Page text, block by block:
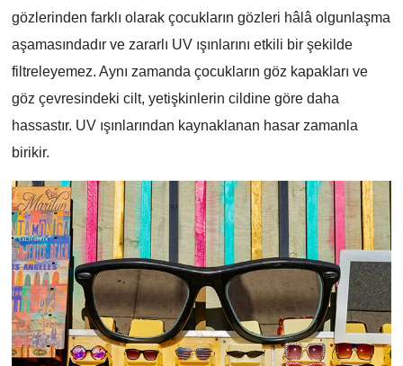
gözlerinden farklı olarak çocukların gözleri hâlâ olgunlaşma
aşamasındadır ve zararlı UV ışınlarını etkili bir şekilde
filtreleyemez. Aynı zamanda çocukların göz kapakları ve
göz çevresindeki cilt, yetişkinlerin cildine göre daha
hassastır. UV ışınlarından kaynaklanan hasar zamanla
birikir.